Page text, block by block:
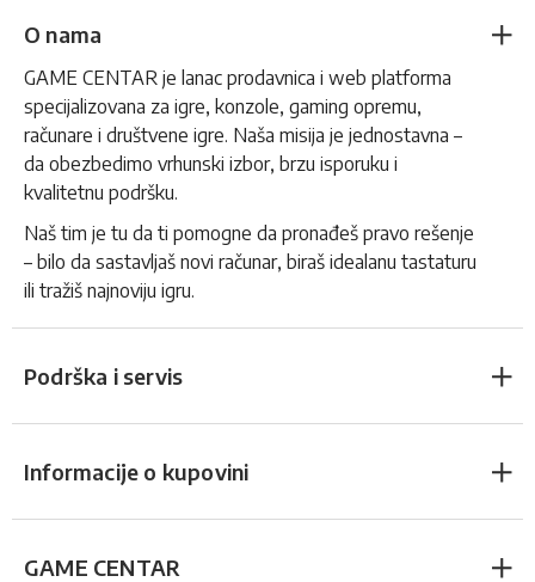
O nama
GAME CENTAR je lanac prodavnica i web platforma
specijalizovana za igre, konzole, gaming opremu,
računare i društvene igre. Naša misija je jednostavna –
da obezbedimo vrhunski izbor, brzu isporuku i
kvalitetnu podršku.
Naš tim je tu da ti pomogne da pronađeš pravo rešenje
– bilo da sastavljaš novi računar, biraš idealanu tastaturu
ili tražiš najnoviju igru.
Podrška i servis
Informacije o kupovini
GAME CENTAR